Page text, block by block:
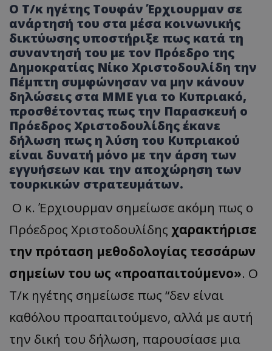
Ο Τ/κ ηγέτης Τουφάν Έρχιουρμαν σε
ανάρτησή του στα μέσα κοινωνικής
δικτύωσης υποστήριξε πως κατά τη
συναντησή του με τον Πρόεδρο της
Δημοκρατίας Νίκο Χριστοδουλίδη την
Πέμπτη συμφώνησαν να μην κάνουν
δηλώσεις στα ΜΜΕγια το Κυπριακό,
προσθέτοντας πως την Παρασκευή ο
ΠρόεδροςΧριστοδουλίδηςέκανε
δήλωση πως η λύση του Κυπριακού
είναι δυνατή μόνο με την άρση των
εγγυήσεων και την αποχώρηση των
τουρκικών στρατευμάτων.
Ο κ. Έρχιουρμαν σημείωσε ακόμη πως ο
Πρόεδρος Χριστοδουλίδης χαρακτήρισε
την πρόταση μεθοδολογίας τεσσάρων
σημείων του ως «προαπαιτούμενο». Ο
Τ/κ ηγέτης σημείωσε πως “δεν είναι
καθόλου προαπαιτούμενο, αλλά με αυτή
την δική του δήλωση, παρουσίασε μια